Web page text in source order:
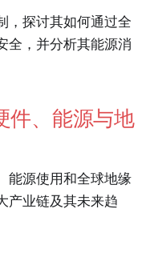
，探讨其如何通过全
全，并分析其能源消
件、能源与地
能源使用和全球地缘
产业链及其未来趋